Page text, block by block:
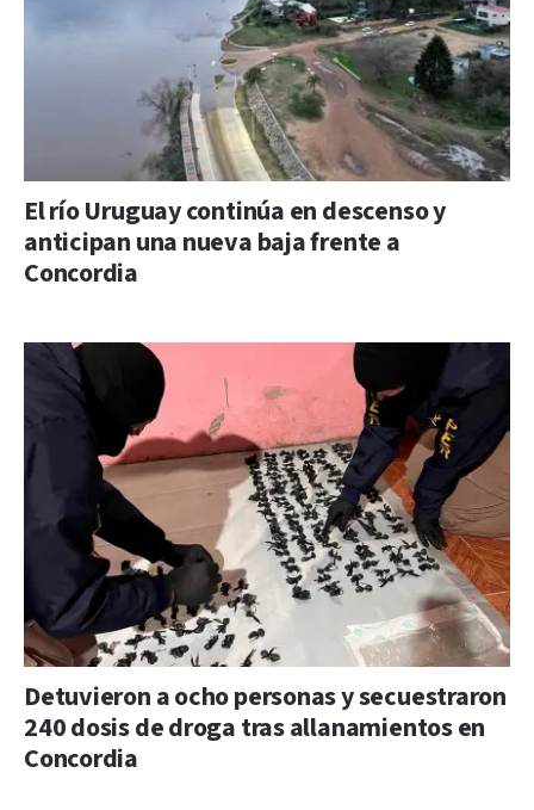
El río Uruguay continúa en descenso y
anticipan una nueva baja frente a
Concordia
Detuvieron a ocho personas y secuestraron
240 dosis de droga tras allanamientos en
Concordia